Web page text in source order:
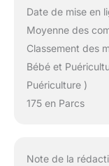
Date de mise en
Moyenne des
Classement des
Bébé et
Puériculture )
175 en Parcs
Note de la